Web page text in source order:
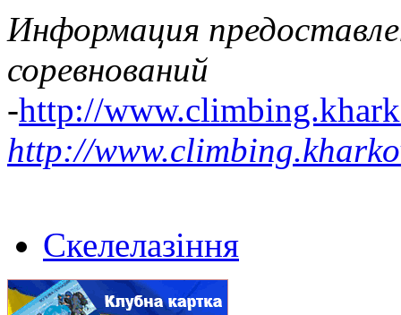
Информация
соревнований
-http://
http://
Скелелазіння